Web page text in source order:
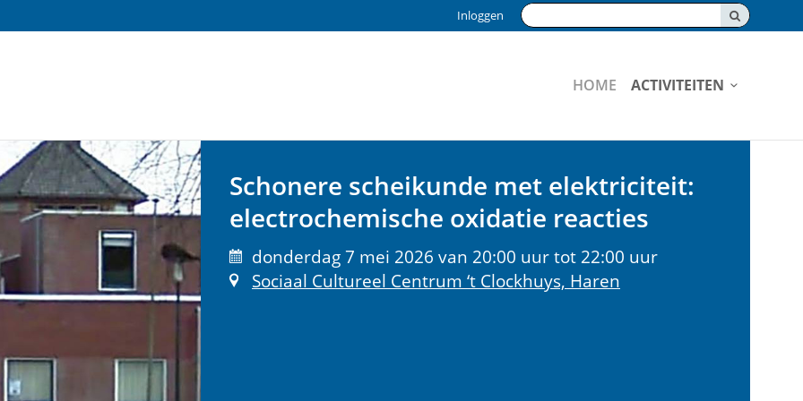
Zoeken:
Inloggen
HOME ACTIVITEITEN
Schonere scheikunde met elektriciteit:
electrochemische oxidatie reacties
donderdag 7 mei 2026 van 20:00 uur tot 22:00 uur
Sociaal Cultureel Centrum ‘t Clockhuys, Haren